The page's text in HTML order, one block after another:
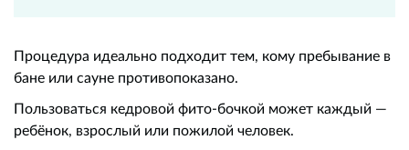
Процедура идеально подходит тем, кому пребывание в
бане или сауне противопоказано.
Пользоваться кедровой фито-бочкой может каждый —
ребёнок, взрослый или пожилой человек.